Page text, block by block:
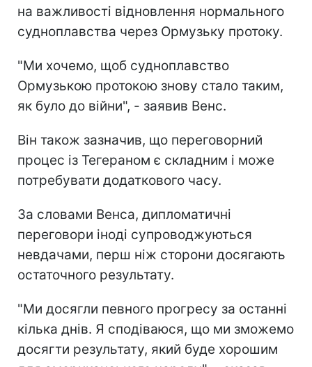
на важливості відновлення нормального
судноплавства через Ормузьку протоку.
"Ми хочемо, щоб судноплавство
Ормузькою протокою знову стало таким,
як було до війни", - заявив Венс.
Він також зазначив, що переговорний
процес із Тегераном є складним і може
потребувати додаткового часу.
За словами Венса, дипломатичні
переговори іноді супроводжуються
невдачами, перш ніж сторони досягають
остаточного результату.
"Ми досягли певного прогресу за останні
кілька днів. Я сподіваюся, що ми зможемо
досягти результату, який буде хорошим